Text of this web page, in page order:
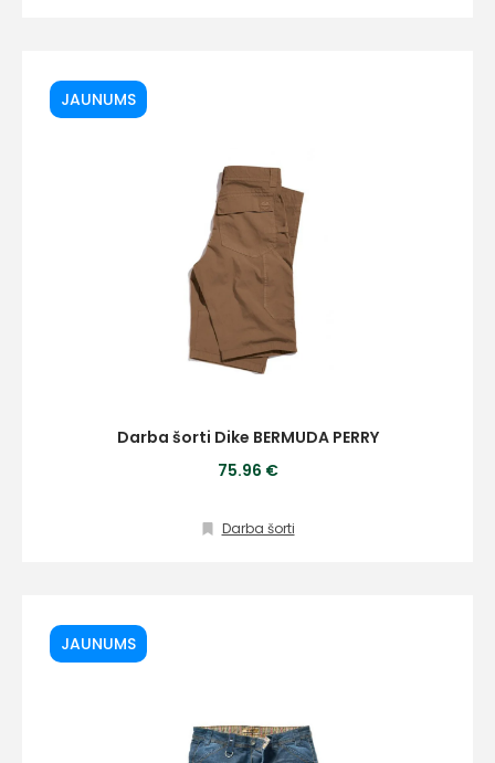
JAUNUMS
Darba šorti Dike BERMUDA PERRY
75.96 €
Darba šorti
JAUNUMS